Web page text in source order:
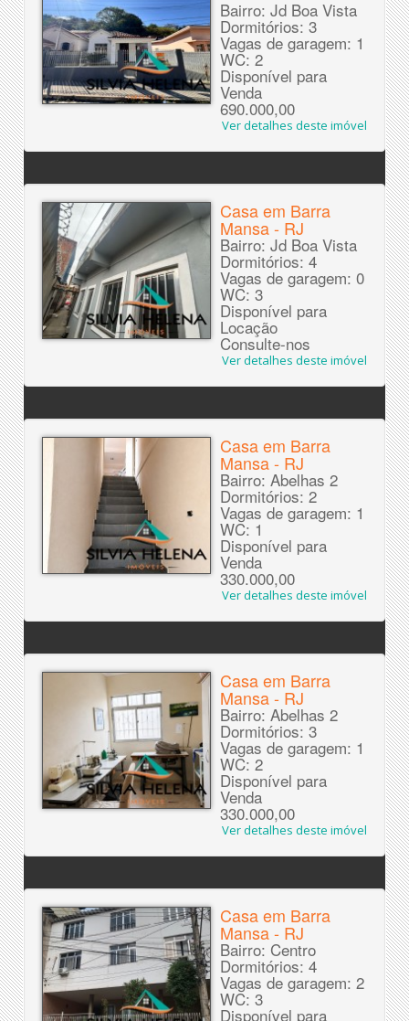
Bairro: Jd Boa Vista
Dormitórios: 3
Vagas de garagem: 1
WC: 2
Disponível para
Venda
690.000,00
Ver detalhes deste imóvel
Casa em Barra
Mansa - RJ
Bairro: Jd Boa Vista
Dormitórios: 4
Vagas de garagem: 0
WC: 3
Disponível para
Locação
Consulte-nos
Ver detalhes deste imóvel
Casa em Barra
Mansa - RJ
Bairro: Abelhas 2
Dormitórios: 2
Vagas de garagem: 1
WC: 1
Disponível para
Venda
330.000,00
Ver detalhes deste imóvel
Casa em Barra
Mansa - RJ
Bairro: Abelhas 2
Dormitórios: 3
Vagas de garagem: 1
WC: 2
Disponível para
Venda
330.000,00
Ver detalhes deste imóvel
Casa em Barra
Mansa - RJ
Bairro: Centro
Dormitórios: 4
Vagas de garagem: 2
WC: 3
Disponível para